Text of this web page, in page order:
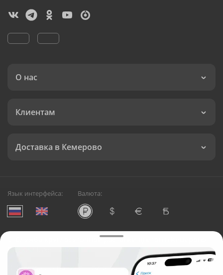
О нас
Клиентам
Доставка в Кемерово
Язык интерфейса: Валюта:
Служба круглосуточной доставки цветов в Кемерово
Русский Букет, 2026
Общество с ограниченной ответственностью «Технология»